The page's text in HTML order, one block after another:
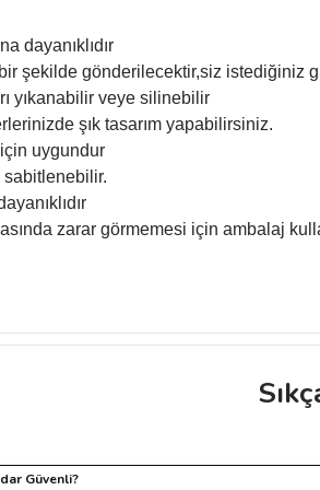
dayanıklıdır
şekilde gönderilecektir,siz istediğiniz
yıkanabilir veye silinebilir
şık tasarım yapabilirsiniz.
için uygundur
sabitlenebilir.
zarar görmemesi için ambalaj
resim, ürün açıklamalarında ve diğer
bozuk veya görüntülenemiyor.
Güvenli?